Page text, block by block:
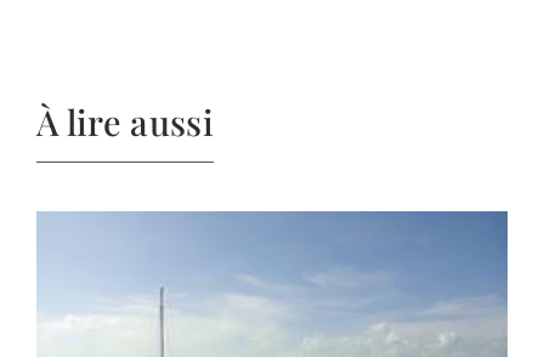
À lire aussi